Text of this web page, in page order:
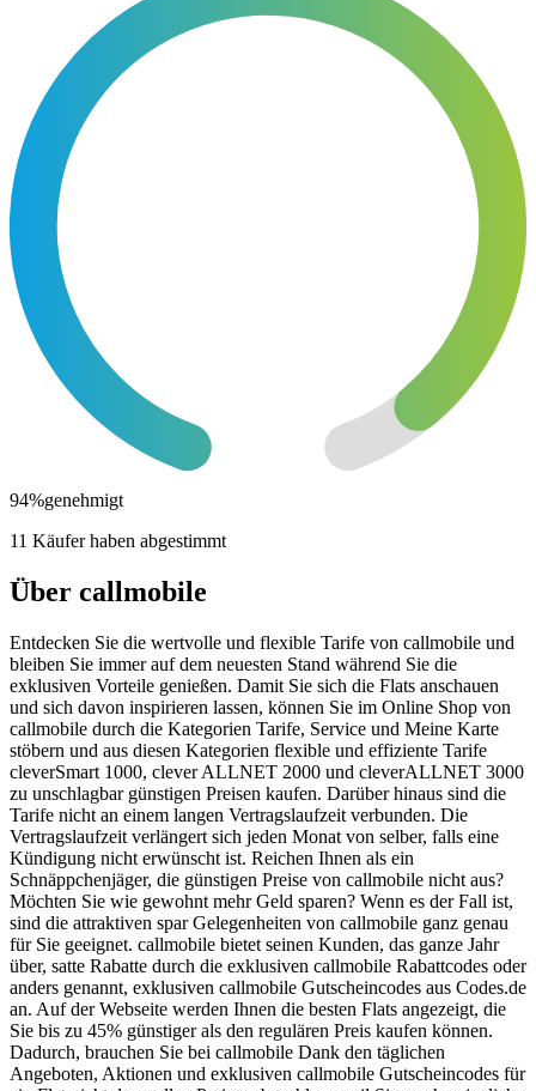
94%genehmigt
11 Käufer haben abgestimmt
Über callmobile
Entdecken Sie die wertvolle und flexible Tarife von callmobile und
bleiben Sie immer auf dem neuesten Stand während Sie die
exklusiven Vorteile genießen. Damit Sie sich die Flats anschauen
und sich davon inspirieren lassen, können Sie im Online Shop von
callmobile durch die Kategorien Tarife, Service und Meine Karte
stöbern und aus diesen Kategorien flexible und effiziente Tarife
cleverSmart 1000, clever ALLNET 2000 und cleverALLNET 3000
zu unschlagbar günstigen Preisen kaufen. Darüber hinaus sind die
Tarife nicht an einem langen Vertragslaufzeit verbunden. Die
Vertragslaufzeit verlängert sich jeden Monat von selber, falls eine
Kündigung nicht erwünscht ist. Reichen Ihnen als ein
Schnäppchenjäger, die günstigen Preise von callmobile nicht aus?
Möchten Sie wie gewohnt mehr Geld sparen? Wenn es der Fall ist,
sind die attraktiven spar Gelegenheiten von callmobile ganz genau
für Sie geeignet. callmobile bietet seinen Kunden, das ganze Jahr
über, satte Rabatte durch die exklusiven callmobile Rabattcodes oder
anders genannt, exklusiven callmobile Gutscheincodes aus Codes.de
an. Auf der Webseite werden Ihnen die besten Flats angezeigt, die
Sie bis zu 45% günstiger als den regulären Preis kaufen können.
Dadurch, brauchen Sie bei callmobile Dank den täglichen
Angeboten, Aktionen und exklusiven callmobile Gutscheincodes für